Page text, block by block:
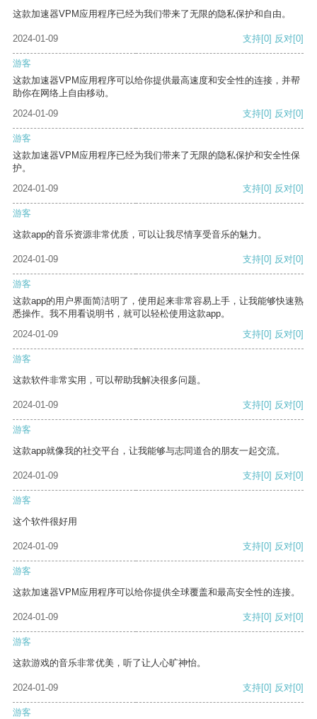
这款加速器VPM应用程序已经为我们带来了无限的隐私保护和自由。
2024-01-09 支持[0] 反对[0]
游客
这款加速器VPM应用程序可以给你提供最高速度和安全性的连接，并帮
助你在网络上自由移动。
2024-01-09
支持[0] 反对[0]
游客
这款加速器VPM应用程序已经为我们带来了无限的隐私保护和安全性保
护。
2024-01-09
支持[0] 反对[0]
游客
这款app的音乐资源非常优质，可以让我尽情享受音乐的魅力。
2024-01-09 支持[0] 反对[0]
游客
这款app的用户界面简洁明了，使用起来非常容易上手，让我能够快速熟
悉操作。我不用看说明书，就可以轻松使用这款app。
2024-01-09
支持[0] 反对[0]
游客
这款软件非常实用，可以帮助我解决很多问题。
2024-01-09 支持[0] 反对[0]
游客
这款app就像我的社交平台，让我能够与志同道合的朋友一起交流。
2024-01-09 支持[0] 反对[0]
游客
这个软件很好用
2024-01-09 支持[0] 反对[0]
游客
这款加速器VPM应用程序可以给你提供全球覆盖和最高安全性的连接。
2024-01-09 支持[0] 反对[0]
游客
这款游戏的音乐非常优美，听了让人心旷神怡。
2024-01-09 支持[0] 反对[0]
游客